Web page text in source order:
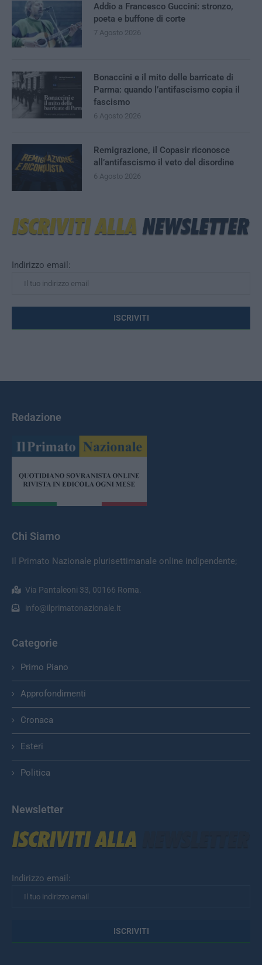
Indirizzo email:
Addio a Francesco Guccini: stronzo,
poeta e buffone di corte
7 Agosto 2026
Bonaccini e il mito delle barricate di
Parma: quando l’antifascismo copia il
fascismo
6 Agosto 2026
Remigrazione, il Copasir riconosce
all’antifascismo il veto del disordine
6 Agosto 2026
Redazione
Chi Siamo
Il Primato Nazionale plurisettimanale online indipendente;
Via Pantaleoni 33, 00166 Roma.
info@ilprimatonazionale.it
Categorie
Primo Piano
Approfondimenti
Cronaca
Esteri
Politica
Newsletter
Indirizzo email: